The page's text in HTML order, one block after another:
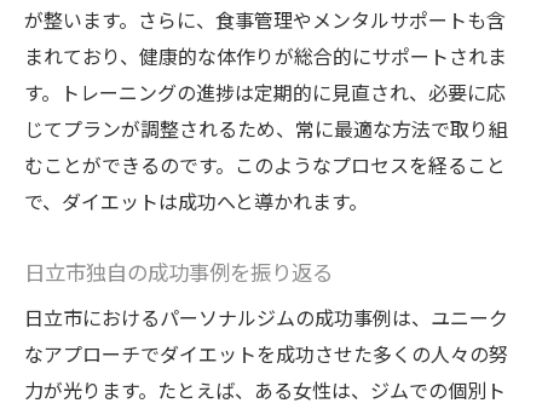
が整います。さらに、食事管理やメンタルサポートも含
まれており、健康的な体作りが総合的にサポートされま
す。トレーニングの進捗は定期的に見直され、必要に応
じてプランが調整されるため、常に最適な方法で取り組
むことができるのです。このようなプロセスを経ること
で、ダイエットは成功へと導かれます。
日立市独自の成功事例を振り返る
日立市におけるパーソナルジムの成功事例は、ユニーク
なアプローチでダイエットを成功させた多くの人々の努
力が光ります。たとえば、ある女性は、ジムでの個別ト